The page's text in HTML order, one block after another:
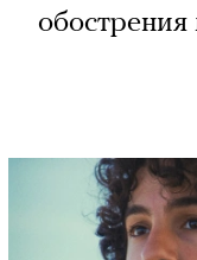
обострения